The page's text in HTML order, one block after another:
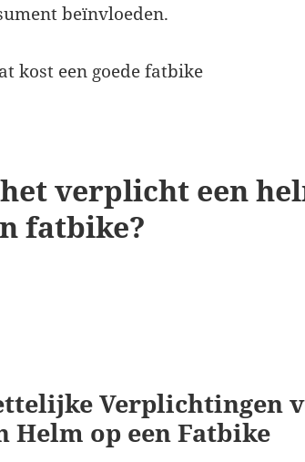
beïnvloeden.
verplicht een
fatbike?
Verplichtingen
Helm op een Fatbike